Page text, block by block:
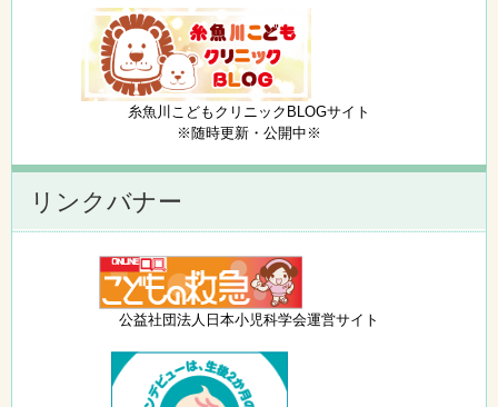
糸魚川こどもクリニックBLOGサイト
※随時更新・公開中※
リンクバナー
公益社団法人日本小児科学会運営サイト